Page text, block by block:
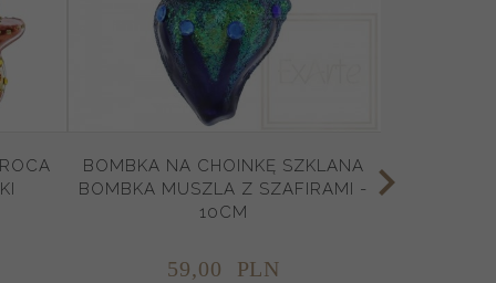
BOMBKA NA CHOINKĘ SZKLANA
BOMBKA MUSZLA Z SZAFIRAMI -
10CM
59,00 PLN